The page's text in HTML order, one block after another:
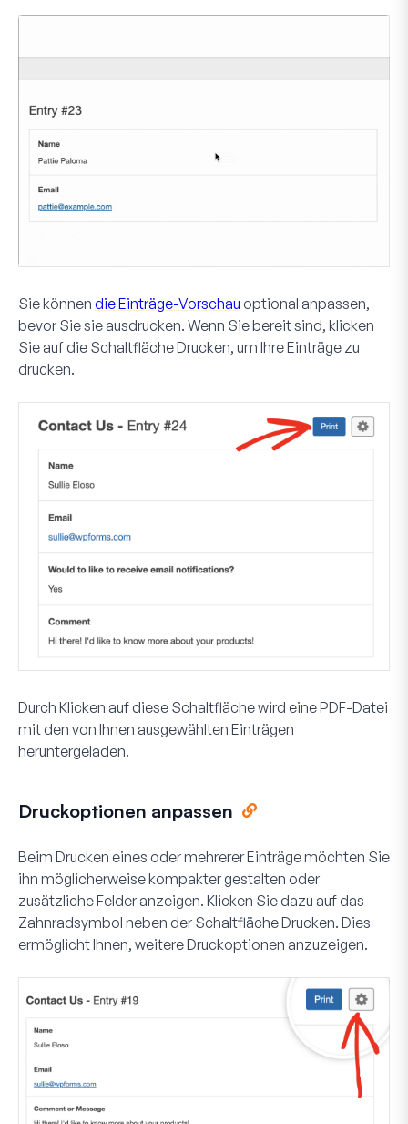
Sie können die Einträge-Vorschau optional anpassen,
bevor Sie sie ausdrucken. Wenn Sie bereit sind, klicken
Sie auf die SchaltflächeDrucken, um Ihre Einträge zu
drucken.
Durch Klicken auf diese Schaltfläche wird eine PDF-Datei
mit den von Ihnen ausgewählten Einträgen
heruntergeladen.
Druckoptionen anpassen
Beim Drucken eines oder mehrerer Einträge möchten Sie
ihn möglicherweise kompakter gestalten oder
zusätzliche Felder anzeigen. Klicken Sie dazu auf das
Zahnradsymbol neben der SchaltflächeDrucken. Dies
ermöglicht Ihnen, weitere Druckoptionen anzuzeigen.